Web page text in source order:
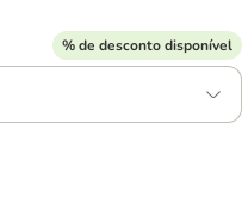
% de desconto disponível